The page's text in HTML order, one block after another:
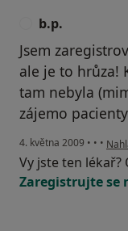
b.p.
Jsem
ale je to hrůza!
tam nebyla
zájemo
4. května 2009 • • •
Vy jste ten
Zaregistrujte se